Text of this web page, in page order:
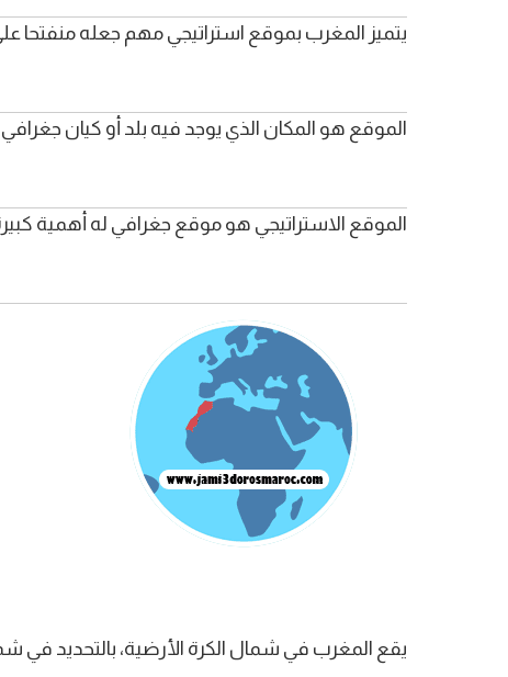
يتميز المغرب بموقع استراتيجي مهم جعله منفتحا
الموقع هو المكان الذي يوجد فيه بلد أو كيان
الموقع الاستراتيجي هو موقع جغرافي له أهمية
يقع المغرب في شمال الكرة الأرضية، بالتحديد في شمال غرب